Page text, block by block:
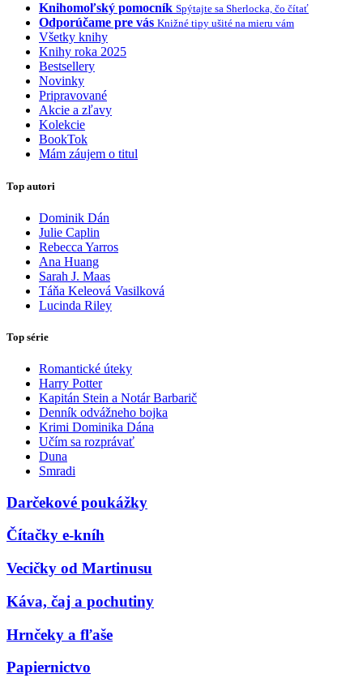
Knihomoľský pomocník Spýtajte sa Sherlocka, čo čítať
Odporúčame pre vás Knižné tipy ušité na mieru vám
Všetky knihy
Knihy roka 2025
Bestsellery
Novinky
Pripravované
Akcie a zľavy
Kolekcie
BookTok
Mám záujem o titul
Top autori
Dominik Dán
Julie Caplin
Rebecca Yarros
Ana Huang
Sarah J. Maas
Táňa Keleová Vasilková
Lucinda Riley
Top série
Romantické úteky
Harry Potter
Kapitán Stein a Notár Barbarič
Denník odvážneho bojka
Krimi Dominika Dána
Učím sa rozprávať
Duna
Smradi
Darčekové poukážky
Čítačky e-kníh
Vecičky od Martinusu
Káva, čaj a pochutiny
Hrnčeky a fľaše
Papiernictvo